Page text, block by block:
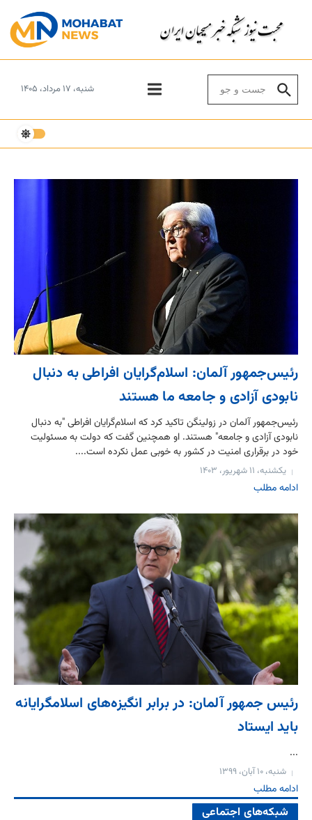
شنبه، ۱۷ مرداد، ۱۴۰۵
رئیس‌جمهور آلمان: اسلام‌گرایان افراطی به دنبال
نابودی آزادی و جامعه ما هستند
رئیس‌جمهور آلمان در زولینگن تاکید کرد که اسلام‌گرایان افراطی "به دنبال
نابودی آزادی و جامعه" هستند. او همچنین گفت که دولت به مسئولیت
خود در برقراری امنیت در کشور به خوبی عمل نکرده است....
یکشنبه، ۱۱ شهریور، ۱۴۰۳
ادامه مطلب
رئیس جمهور آلمان: در برابر انگیزه‌های اسلامگرایانه
باید ایستاد
...
شنبه، ۱۰ آبان، ۱۳۹۹
ادامه مطلب
شبکه‌های اجتماعی